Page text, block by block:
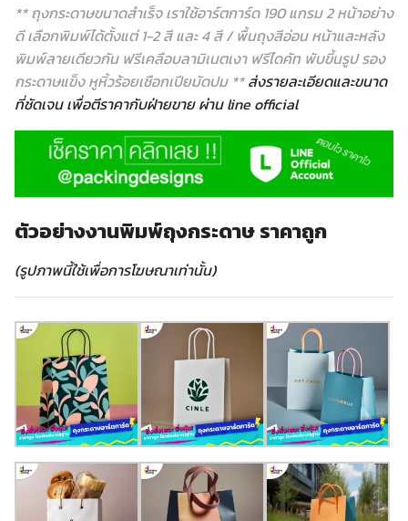
** ถุงกระดาษขนาดสำเร็จ เราใช้อาร์ตการ์ด 190 แกรม 2 หน้าอย่าง
ดี เลือกพิมพ์ได้ตั้งแต่ 1-2 สี และ 4 สี / พื้นถุงสีอ่อน หน้าและหลัง
พิมพ์ลายเดียวกัน ฟรีเคลือบลามิเนตเงา ฟรีไดคัท พับขึ้นรูป รอง
กระดาษแข็ง หูหิ้วร้อยเชือกเปียมัดปม **ส่งรายละเอียดและขนาด
ที่ชัดเจน เพื่อตีราคากับฝ่ายขาย ผ่าน line official
ตัวอย่างงานพิมพ์ถุงกระดาษ ราคาถูก
(รูปภาพนี้ใช้เพื่อการโฆษณาเท่านั้น)